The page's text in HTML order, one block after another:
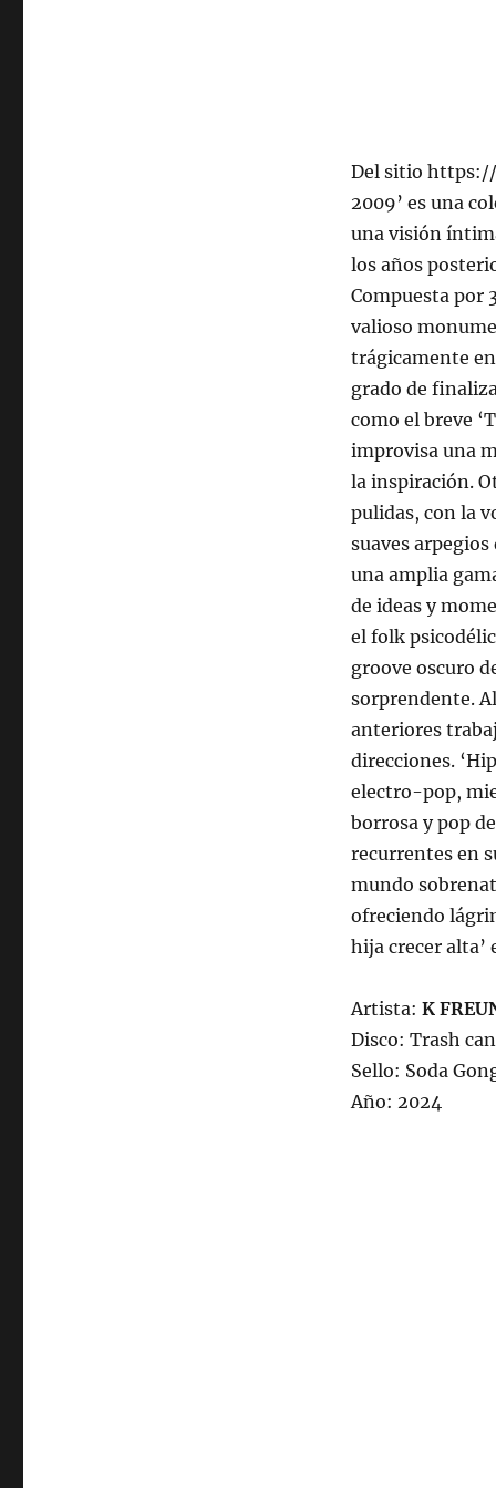
Del sitio https://
2009’ es una
una visión
los años
Compuesta por
valioso
trágicamente
grado de
como el breve
improvisa una
la inspiración.
pulidas, con la
suaves
una amplia
de ideas y
el folk
groove oscuro
sorprendente.
anteriores
direcciones.
electro-pop,
borrosa y pop
recurrentes en
mundo
ofreciendo
hija crecer alta’
Artista: K
Disco: Trash
Sello: Soda
Año: 2024